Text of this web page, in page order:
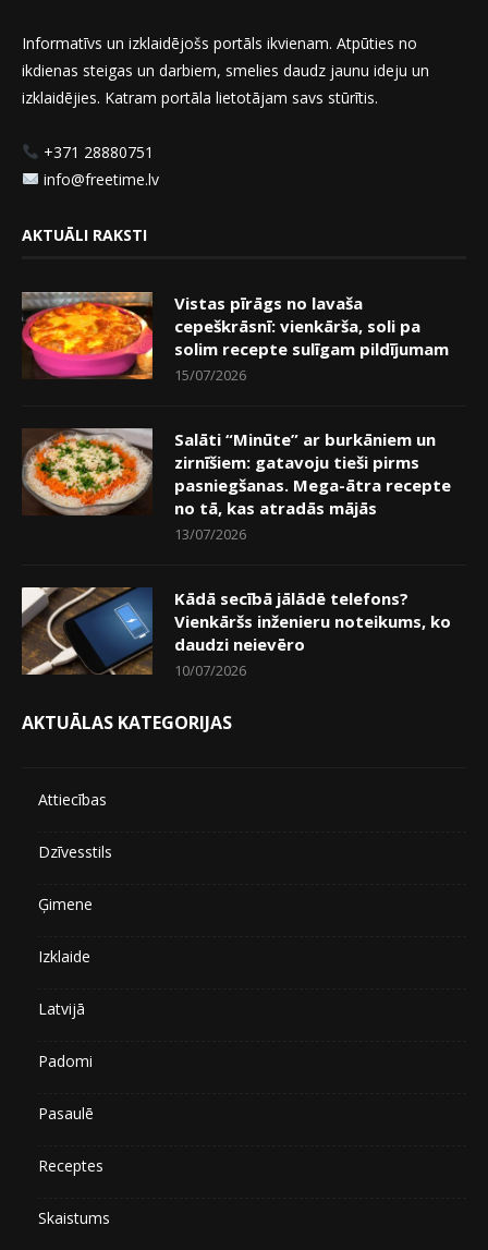
Informatīvs un izklaidējošs portāls ikvienam. Atpūties no
ikdienas steigas un darbiem, smelies daudz jaunu ideju un
izklaidējies. Katram portāla lietotājam savs stūrītis.
+371 28880751
info@freetime.lv
AKTUĀLI RAKSTI
Vistas pīrāgs no lavaša
cepeškrāsnī: vienkārša, soli pa
solim recepte sulīgam pildījumam
15/07/2026
Salāti “Minūte” ar burkāniem un
zirnīšiem: gatavoju tieši pirms
pasniegšanas. Mega-ātra recepte
no tā, kas atradās mājās
13/07/2026
Kādā secībā jālādē telefons?
Vienkāršs inženieru noteikums, ko
daudzi neievēro
10/07/2026
AKTUĀLAS KATEGORIJAS
Attiecības
Dzīvesstils
Ģimene
Izklaide
Latvijā
Padomi
Pasaulē
Receptes
Skaistums